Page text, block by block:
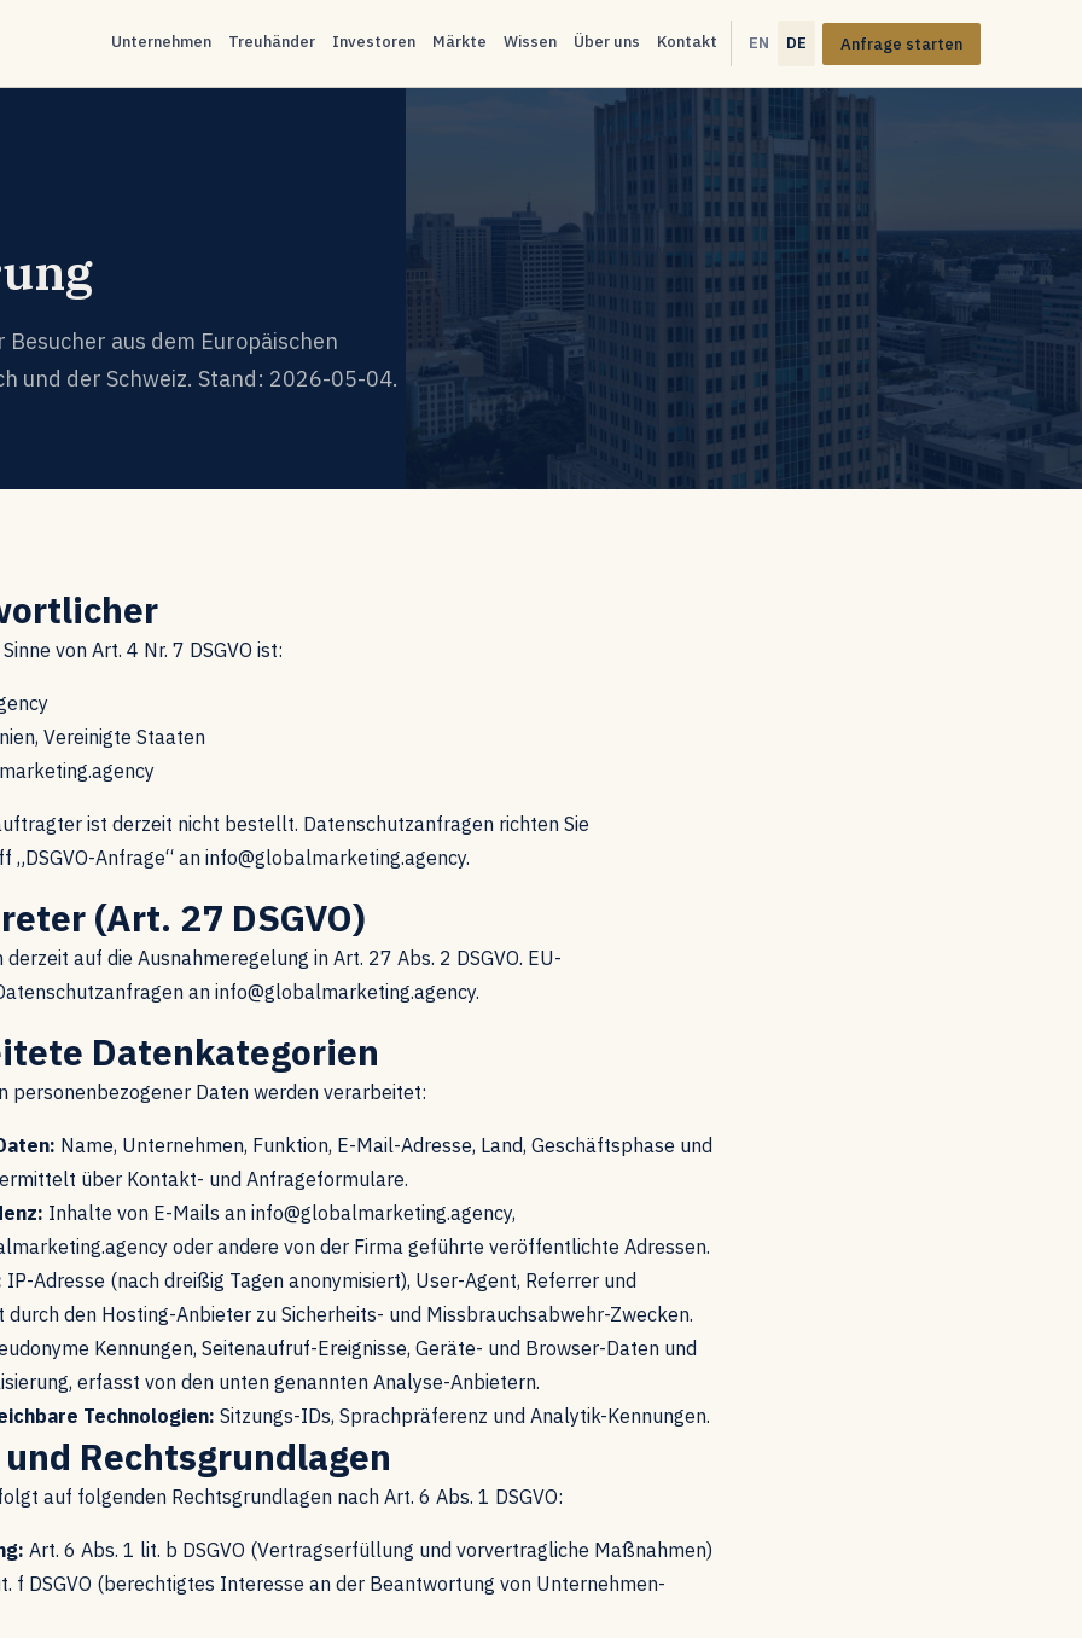
Unternehmen Treuhänder Investoren Märkte Wissen Über uns Kontakt EN DE Anfrage starten
aus dem Europäischen
und der Schweiz. Stand: 2026-05-04.
von Art. 4 Nr. 7 DSGVO ist:
Vereinigte Staaten
ist derzeit nicht bestellt. Datenschutzanfragen richten Sie
Anfrage“ an info@globalmarketing.agency.
(Art. 27 DSGVO)
auf die Ausnahmeregelung in Art. 27 Abs. 2 DSGVO. EU-
an info@globalmarketing.agency.
Datenkategorien
personenbezogener Daten werden verarbeitet:
Name, Unternehmen, Funktion, E-Mail-Adresse, Land, Geschäftsphase und
über Kontakt- und Anfrageformulare.
Inhalte von E-Mails an info@globalmarketing.agency,
oder andere von der Firma geführte veröffentlichte Adressen.
IP-Adresse (nach dreißig Tagen anonymisiert), User-Agent, Referrer und
den Hosting-Anbieter zu Sicherheits- und Missbrauchsabwehr-Zwecken.
Kennungen, Seitenaufruf-Ereignisse, Geräte- und Browser-Daten und
erfasst von den unten genannten Analyse-Anbietern.
Technologien: Sitzungs-IDs, Sprachpräferenz und Analytik-Kennungen.
Rechtsgrundlagen
auf folgenden Rechtsgrundlagen nach Art. 6 Abs. 1 DSGVO:
Art. 6 Abs. 1 lit. b DSGVO (Vertragserfüllung und vorvertragliche Maßnahmen)
f DSGVO (berechtigtes Interesse an der Beantwortung von Unternehmen-